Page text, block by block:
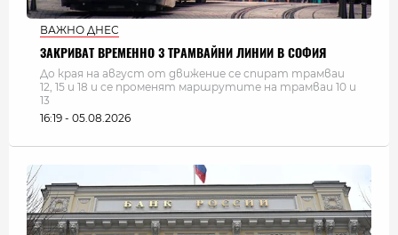
ВАЖНО ДНЕС
ЗАКРИВАТ ВРЕМЕННО 3 ТРАМВАЙНИ ЛИНИИ В СОФИЯ
До края на август от движение се спират трамваи
12, 15 и 18 и се променят маршрутите на трамваи 10 и
13
16:19 - 05.08.2026